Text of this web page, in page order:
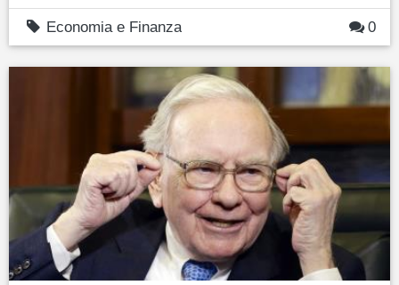
Economia e Finanza 0